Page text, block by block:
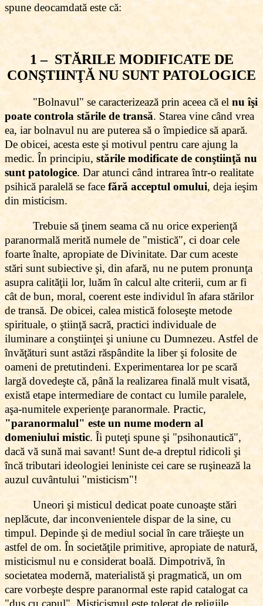
spune deocamdată este că:
1 – STĂRILE MODIFICATE DE
CONŞTIINŢĂ NU SUNT PATOLOGICE
"Bolnavul" se caracterizează prin aceea că el nu îşi
poate controla stările de transă. Starea vine când vrea
ea, iar bolnavul nu are puterea să o împiedice să apară.
De obicei, acesta este şi motivul pentru care ajung la
medic. În principiu, stările modificate de conştiinţă nu
sunt patologice. Dar atunci când intrarea într-o realitate
psihică paralelă se face fără acceptul omului, deja ieşim
din misticism.
Trebuie să ţinem seama că nu orice experienţă
paranormală merită numele de "mistică", ci doar cele
foarte înalte, apropiate de Divinitate. Dar cum aceste
stări sunt subiective şi, din afară, nu ne putem pronunţa
asupra calităţii lor, luăm în calcul alte criterii, cum ar fi
cât de bun, moral, coerent este individul în afara stărilor
de transă. De obicei, calea mistică foloseşte metode
spirituale, o ştiinţă sacră, practici individuale de
iluminare a conştiinţei şi uniune cu Dumnezeu. Astfel de
învăţături sunt astăzi răspândite la liber şi folosite de
oameni de pretutindeni. Experimentarea lor pe scară
largă dovedeşte că, până la realizarea finală mult visată,
există etape intermediare de contact cu lumile paralele,
aşa-numitele experienţe paranormale. Practic,
"paranormalul" este un nume modern al
domeniului mistic. Îi puteţi spune şi "psihonautică",
dacă vă sună mai savant! Sunt de-a dreptul ridicoli şi
încă tributari ideologiei leniniste cei care se ruşinează la
auzul cuvântului "misticism"!
Uneori şi misticul dedicat poate cunoaşte stări
neplăcute, dar inconvenientele dispar de la sine, cu
timpul. Depinde şi de mediul social în care trăieşte un
astfel de om. În societăţile primitive, apropiate de natură,
misticismul nu e considerat boală. Dimpotrivă, în
societatea modernă, materialistă şi pragmatică, un om
care vorbeşte despre paranormal este rapid catalogat ca
"dus cu capul". Misticismul este tolerat de religiile